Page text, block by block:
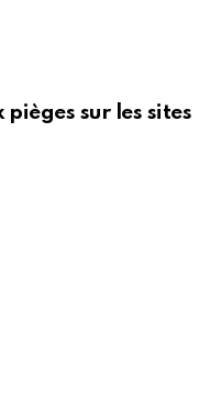
sur les sites